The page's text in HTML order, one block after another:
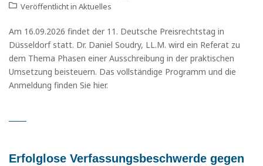
Veröffentlicht in Aktuelles
Am 16.09.2026 findet der 11. Deutsche Preisrechtstag in
Düsseldorf statt. Dr. Daniel Soudry, LL.M. wird ein Referat zu
dem Thema Phasen einer Ausschreibung in der praktischen
Umsetzung beisteuern. Das vollständige Programm und die
Anmeldung finden Sie hier.
Erfolglose Verfassungsbeschwerde gegen